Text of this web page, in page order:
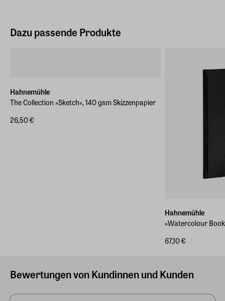
Dazu passende Produkte
Hahnemühle
The Collection »Sketch«, 140 gsm Skizzenpapier
26,50 €
Hahnemühle
»Watercolour
67,10 €
Bewertungen von Kundinnen und Kunden